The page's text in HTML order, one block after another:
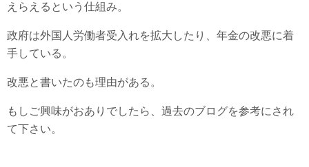
えらえるという仕組み。
政府は外国人労働者受入れを拡大したり、年金の改悪に着
手している。
改悪と書いたのも理由がある。
もしご興味がおありでしたら、過去のブログを参考にされ
て下さい。